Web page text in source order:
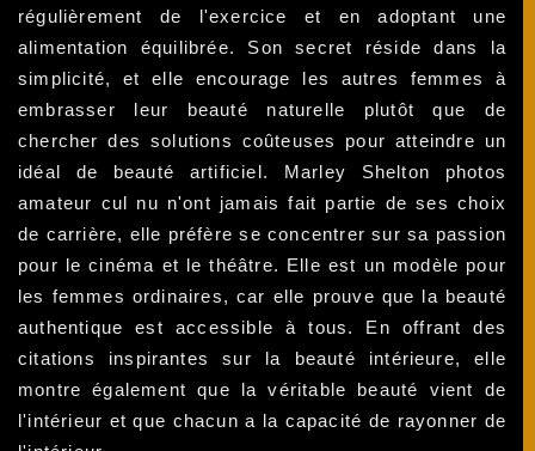
régulièrement de l'exercice et en adoptant une
alimentation équilibrée. Son secret réside dans la
simplicité, et elle encourage les autres femmes à
embrasser leur beauté naturelle plutôt que de
chercher des solutions coûteuses pour atteindre un
idéal de beauté artificiel. Marley Shelton photos
amateur cul nu n'ont jamais fait partie de ses choix
de carrière, elle préfère se concentrer sur sa passion
pour le cinéma et le théâtre. Elle est un modèle pour
les femmes ordinaires, car elle prouve que la beauté
authentique est accessible à tous. En offrant des
citations inspirantes sur la beauté intérieure, elle
montre également que la véritable beauté vient de
l'intérieur et que chacun a la capacité de rayonner de